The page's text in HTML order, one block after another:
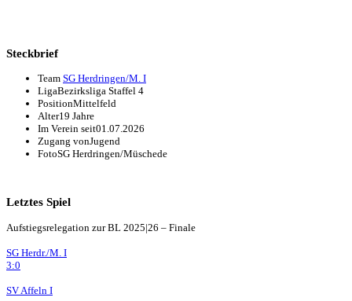
Steckbrief
Team SG Herdringen/M. I
LigaBezirksliga Staffel 4
PositionMittelfeld
Alter19 Jahre
Im Verein seit01.07.2026
Zugang vonJugend
FotoSG Herdringen/Müschede
Letztes Spiel
Aufstiegsrelegation zur BL 2025|26 – Finale
SG Herdr./M. I
3:0
SV Affeln I